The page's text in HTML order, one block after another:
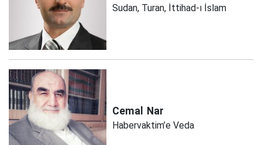
Sudan, Turan, İttihad-ı İslam
Cemal Nar
Habervaktim’e Veda